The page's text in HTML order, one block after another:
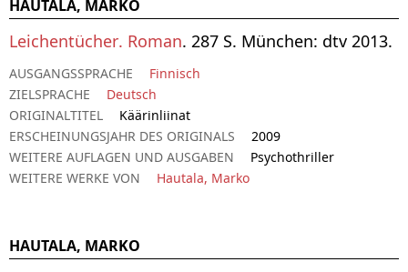
HAUTALA, MARKO
Leichentücher. Roman. 287 S. München: dtv 2013.
AUSGANGSSPRACHE
Finnisch
ZIELSPRACHE
Deutsch
ORIGINALTITEL
Käärinliinat
ERSCHEINUNGSJAHR DES ORIGINALS
2009
WEITERE AUFLAGEN UND AUSGABEN
Psychothriller
WEITERE WERKE VON
Hautala, Marko
HAUTALA, MARKO